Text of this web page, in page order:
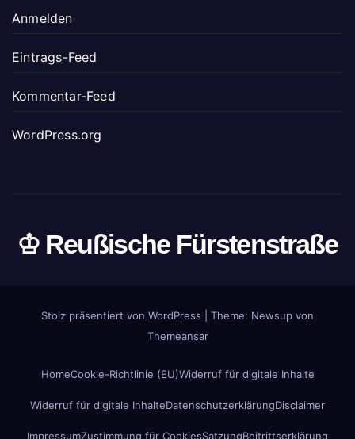
Anmelden
Eintrags-Feed
Kommentar-Feed
WordPress.org
♔ Reußische Fürstenstraße
Stolz präsentiert von WordPress
Theme: Newsup von
Themeansar
HomeCookie-Richtlinie (EU)Widerruf für digitale Inhalte
Widerruf für digitale InhalteDatenschutzerklärungDisclaimer
ImpressumZustimmung für CookiesSatzungBeitrittserklärung